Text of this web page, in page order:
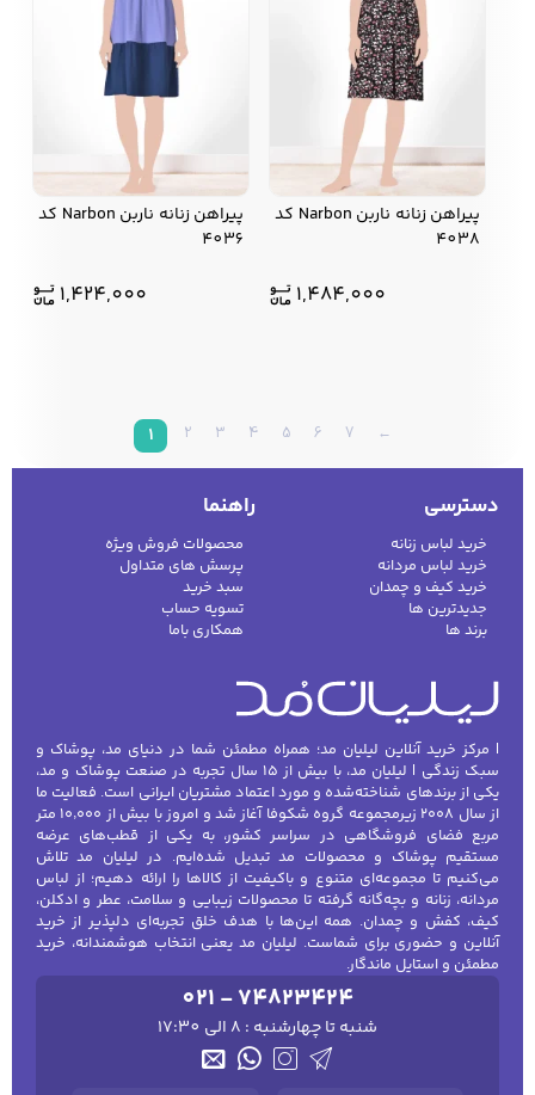
پیراهن زنانه ناربن Narbon کد
4038
1,484,000
پیراهن زنانه ناربن Narbon کد
4036
1,424,000
1 2 3 4 5 6 7 ←
دسترسی
خرید لباس زنانه
خرید لباس مردانه
خرید کیف و چمدان
جدیدترین ها
برند ها
راهنما
محصولات فروش ویژه
پرسش های متداول
سبد خرید
تسویه حساب
همکاری باما
| مرکز خرید آنلاین لیلیان مد؛ همراه مطمئن شما در دنیای مد، پوشاک و
سبک زندگی | لیلیان مد، با بیش از ۱۵ سال تجربه در صنعت پوشاک و مد،
یکی از برندهای شناخته‌شده و مورد اعتماد مشتریان ایرانی است. فعالیت ما
از سال ۲۰۰۸ زیرمجموعه گروه شکوفا آغاز شد و امروز با بیش از ۱۰٬۰۰۰ متر
مربع فضای فروشگاهی در سراسر کشور، به یکی از قطب‌های عرضه
مستقیم پوشاک و محصولات مد تبدیل شده‌ایم. در لیلیان مد تلاش
می‌کنیم تا مجموعه‌ای متنوع و باکیفیت از کالاها را ارائه دهیم؛ از لباس
مردانه، زنانه و بچه‌گانه گرفته تا محصولات زیبایی و سلامت، عطر و ادکلن،
کیف، کفش و چمدان. همه این‌ها با هدف خلق تجربه‌ای دلپذیر از خرید
آنلاین و حضوری برای شماست. لیلیان مد یعنی انتخاب هوشمندانه، خرید
مطمئن و استایل ماندگار.
021 - 74823424
شنبه تا چهارشنبه : 8 الی 17:30